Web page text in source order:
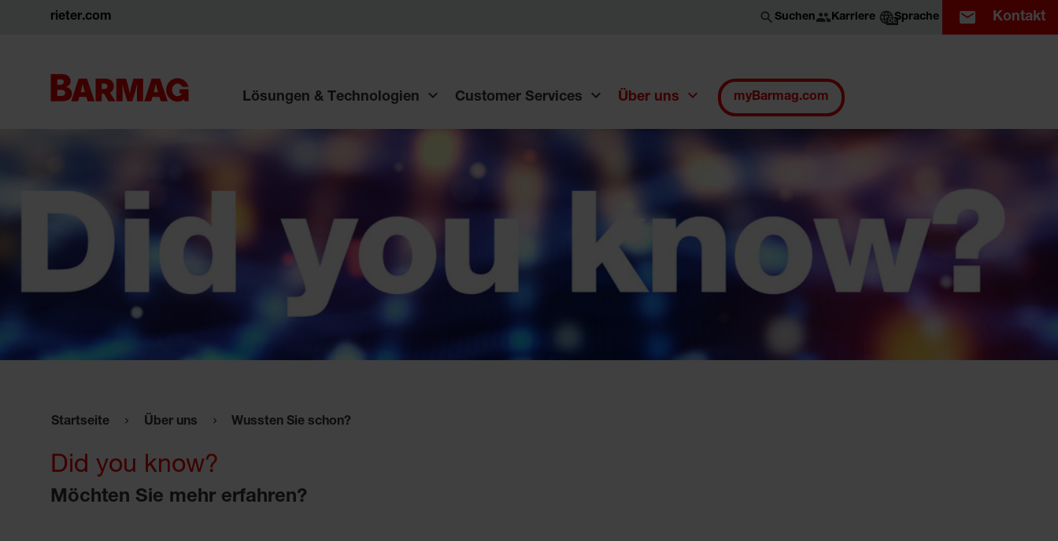
rieter.com Suchen Karriere DESprache Kontakt
Lösungen & Technologien Customer Services Über uns myBarmag.com
Startseite Über uns Wussten Sie schon?
Did you know?
Möchten Sie mehr erfahren?